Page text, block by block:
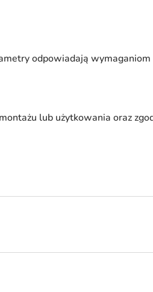
odpowiadają
lub użytkowania oraz